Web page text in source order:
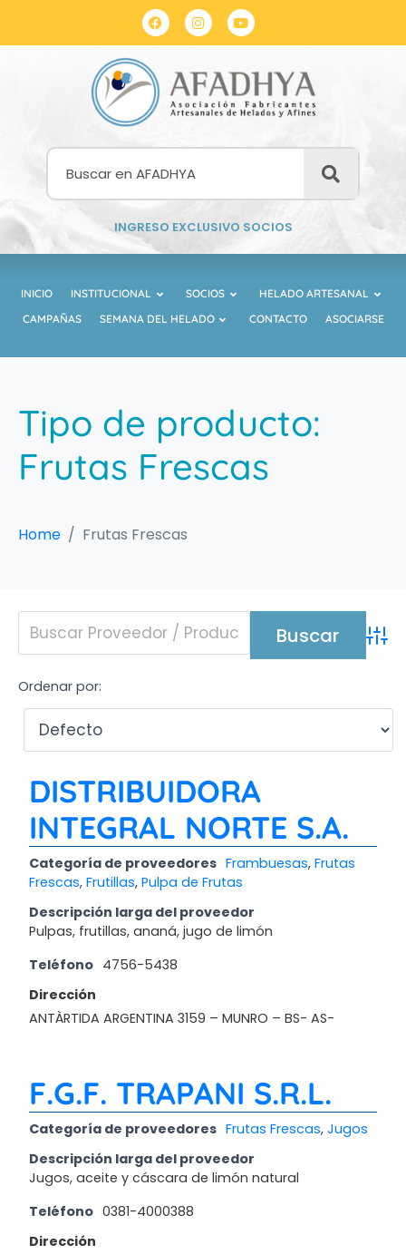
INGRESO EXCLUSIVO SOCIOS
INICIO INSTITUCIONAL SOCIOS
HELADO ARTESANAL
CAMPAÑAS
SEMANA DEL HELADO CONTACTO ASOCIARSE
Tipo de producto:
Frutas Frescas
Home Frutas Frescas
Ordenar por:
DISTRIBUIDORA
INTEGRAL NORTE S.A.
Categoría de proveedores Frambuesas, Frutas
Frescas, Frutillas, Pulpa de Frutas
Descripción larga del proveedor
Pulpas, frutillas, ananá, jugo de limón
Teléfono 4756-5438
Dirección
ANTÀRTIDA ARGENTINA 3159 – MUNRO – BS- AS-
F.G.F. TRAPANI S.R.L.
Categoría de proveedores Frutas Frescas, Jugos
Descripción larga del proveedor
Jugos, aceite y cáscara de limón natural
Teléfono 0381-4000388
Dirección